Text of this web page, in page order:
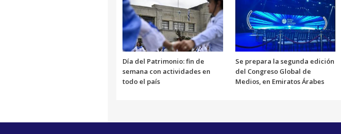
Día del Patrimonio: fin de
semana con actividades en
todo el país
Se prepara la segunda edición
del Congreso Global de
Medios, en Emiratos Árabes